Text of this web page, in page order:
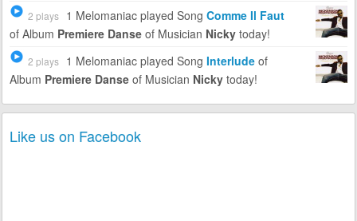
2 plays 1 Melomaniac played Song Comme Il Faut
of Album Premiere Danseof Musician Nickytoday!
2 plays 1 Melomaniac played Song Interludeof
Album Premiere Danseof Musician Nickytoday!
Like us on Facebook